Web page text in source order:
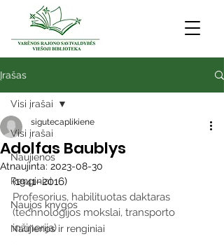
Įrašas
Visi įrašai
Naujienos
Renginiai
Naujos knygos
Naujienos ir renginiai
Visi įrašai
Adolfas Baublys
sigutecaplikiene
Atnaujinta: 2023-08-30
(1941–2016)
Profesorius, habilituotas daktaras
(technologijos mokslai, transporto
inžinerija)